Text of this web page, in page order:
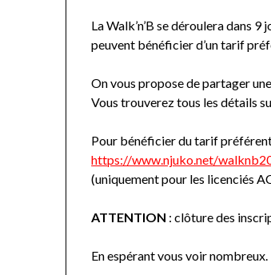
La Walk’n’B se déroulera dans
peuvent bénéficier d’un tarif
On vous propose de partager
Vous trouverez tous les détails
Pour bénéficier du tarif
https://www.njuko.net/
(uniquement pour les licenciés
ATTENTION : clôture des
En espérant vous voir nombreux.